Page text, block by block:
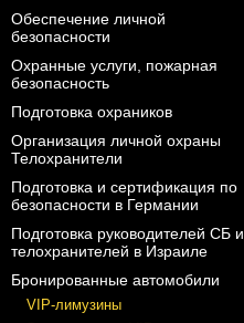
Обеспечение личной
безопасности
Охранные услуги, пожарная
безопасность
Подготовка охраников
Организация личной охраны
Телохранители
Подготовка и сертификация по
безопасности в Германии
Подготовка руководителей СБ и
телохранителей в Израиле
Бронированные автомобили
VIP-лимузины